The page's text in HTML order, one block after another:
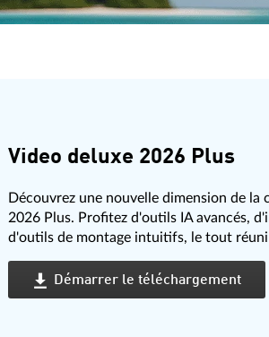
Video deluxe 2026 Plus
Découvrez une nouvelle dimension de
2026 Plus. Profitez d'outils IA avancés,
d'outils de montage intuitifs, le tout
Démarrer le téléchargement